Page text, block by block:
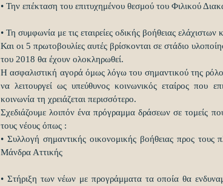
• Την επέκταση του επιτυχημένου θεσμού του Φιλικού
• Τη συμφωνία με τις εταιρείες οδικής βοήθειας
Και οι 5 πρωτοβουλίες αυτές βρίσκονται σε στάδιο
του 2018 θα έχουν ολοκληρωθεί.
Η ασφαλιστική αγορά όμως λόγω του σημαντικού της
να λειτουργεί ως υπεύθυνος κοινωνικός εταίρος που
κοινωνία τη χρειάζεται περισσότερο.
Σχεδιάζουμε λοιπόν ένα πρόγραμμα δράσεων σε τομείς
τους νέους όπως :
• Συλλογή σημαντικής οικονομικής βοήθειας προς τους
Μάνδρα Αττικής
• Στήριξη των νέων με προγράμματα τα οποία θα